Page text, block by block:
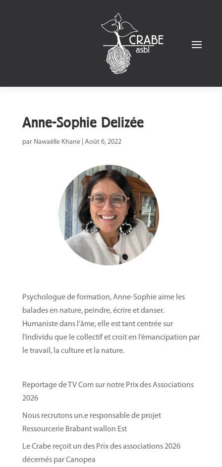
Anne-Sophie Delizée
par Nawaëlle Khane| Août 6, 2022
Psychologue de formation, Anne-Sophie aime les
balades en nature, peindre, écrire et danser.
Humaniste dans l’âme, elle est tant centrée sur
l’individu que le collectif et croit en l’émancipation par
le travail, la culture et la nature.
Reportage de TV Com sur notre Prix des Associations
2026
Nous recrutons un.e responsable de projet
Ressourcerie Brabant wallon Est
Le Crabe reçoit un des Prix des associations 2026
décernés par Canopea